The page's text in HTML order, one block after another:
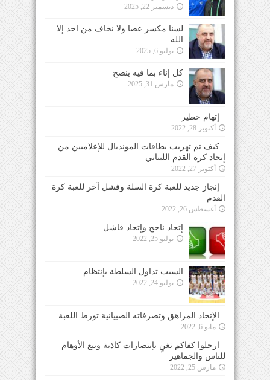
ديسمبر 22, 2025
لسنا مكسر عصا ولا نخاف من احد إلا
الله
يوليو 6, 2025
كل إناء بما فيه ينضح
مارس 31, 2025
إتهام خطير
أكتوبر 28, 2022
كيف تم تهريب بطاقات المونديال للإعلاميين من
إتحاد كرة القدم اللبناني
أكتوبر 27, 2022
إنجاز جديد للعبة كرة السلة وفشل آخر للعبة كرة
القدم
أغسطس 26, 2022
إتحاد ناجح وإتحاد فاشل
يوليو 25, 2022
السبب تداول السلطة بإنتظام
يوليو 24, 2022
الإتحاد المراهق وتصرفاته الصبيانية تورط اللعبة
مايو 6, 2022
ارحلوا كفاكم تغنٍ بإنتصارات كاذبة وبيع الأوهام
للناس والجماهير
مارس 25, 2022